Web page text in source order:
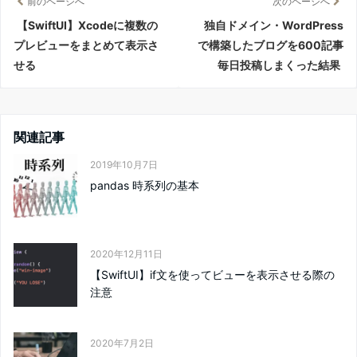
【SwiftUI】Xcodeに複数の
プレビューをまとめて表示さ
せる
独自ドメイン・WordPress
で構築したブログを600記事
毎日投稿しまくった結果
関連記事
2019年10月7日
pandas 時系列の基本
2020年12月11日
【SwiftUI】if文を使ってビューを表示させる際の
注意
2020年7月2日